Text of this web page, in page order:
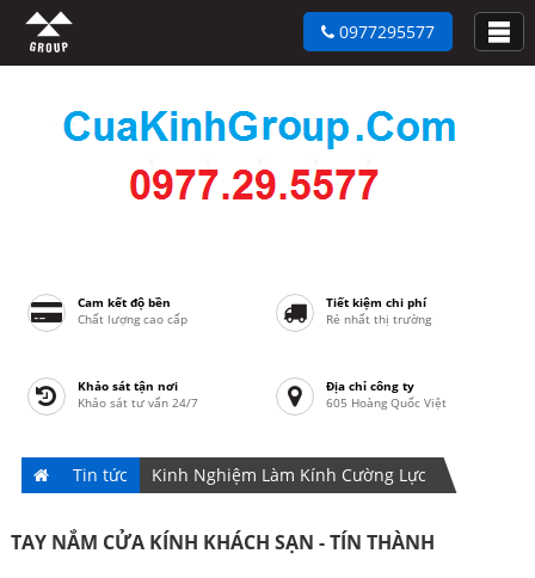
Cam kết độ bền
Chất lượng cao cấp
Tiết kiệm chi phí
Rẻ nhất thị trường
Khảo sát tận nơi
Khảo sát tư vấn 24/7
Địa chỉ công ty
605 Hoàng Quốc Việt
0977295577
Tin tức Kinh Nghiệm Làm Kính Cường Lực
TAY NẮM CỬA KÍNH KHÁCH SẠN - TÍN THÀNH